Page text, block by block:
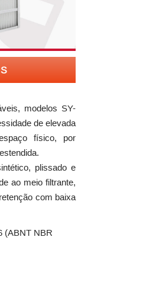
modelos SY-
de elevada
físico, por
plissado e
ao meio filtrante,
com baixa
(ABNT NBR